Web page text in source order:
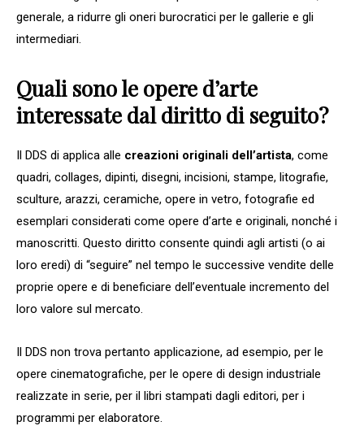
generale, a ridurre gli oneri burocratici per le gallerie e gli
intermediari.
Quali sono le opere d’arte
interessate dal diritto di seguito?
Il DDS di applica alle creazioni originali dell’artista, come
quadri, collages, dipinti, disegni, incisioni, stampe, litografie,
sculture, arazzi, ceramiche, opere in vetro, fotografie ed
esemplari considerati come opere d’arte e originali, nonché i
manoscritti. Questo diritto consente quindi agli artisti (o ai
loro eredi) di “seguire” nel tempo le successive vendite delle
proprie opere e di beneficiare dell’eventuale incremento del
loro valore sul mercato.
Il DDS non trova pertanto applicazione, ad esempio, per le
opere cinematografiche, per le opere di design industriale
realizzate in serie, per il libri stampati dagli editori, per i
programmi per elaboratore.